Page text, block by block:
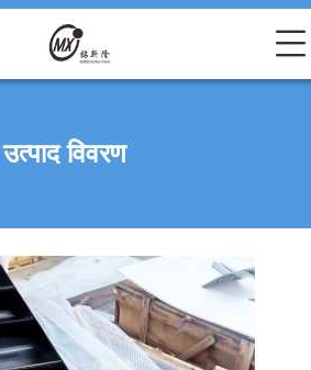
उत्पाद विवरण